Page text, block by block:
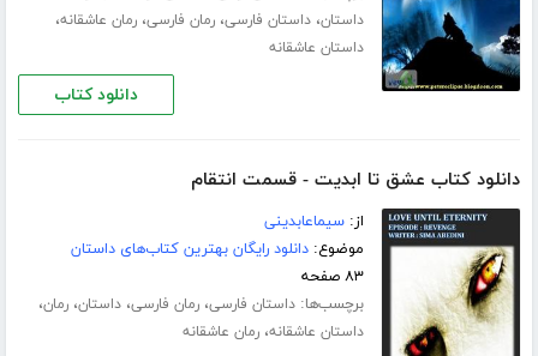
داستان،داستان فارسی،رمان فارسی،رمان عاشقانه،
داستان عاشقانه
دانلود کتاب
دانلود کتاب عشق تا ابدیت - قسمت انتقام
از:سیماعابدینی
موضوع:دانلود رایگان بهترین کتاب‌های داستان
۸۳ صفحه
برچسب‌ها:داستان فارسی،رمان فارسی،داستان،رمان،
داستان عاشقانه،رمان عاشقانه